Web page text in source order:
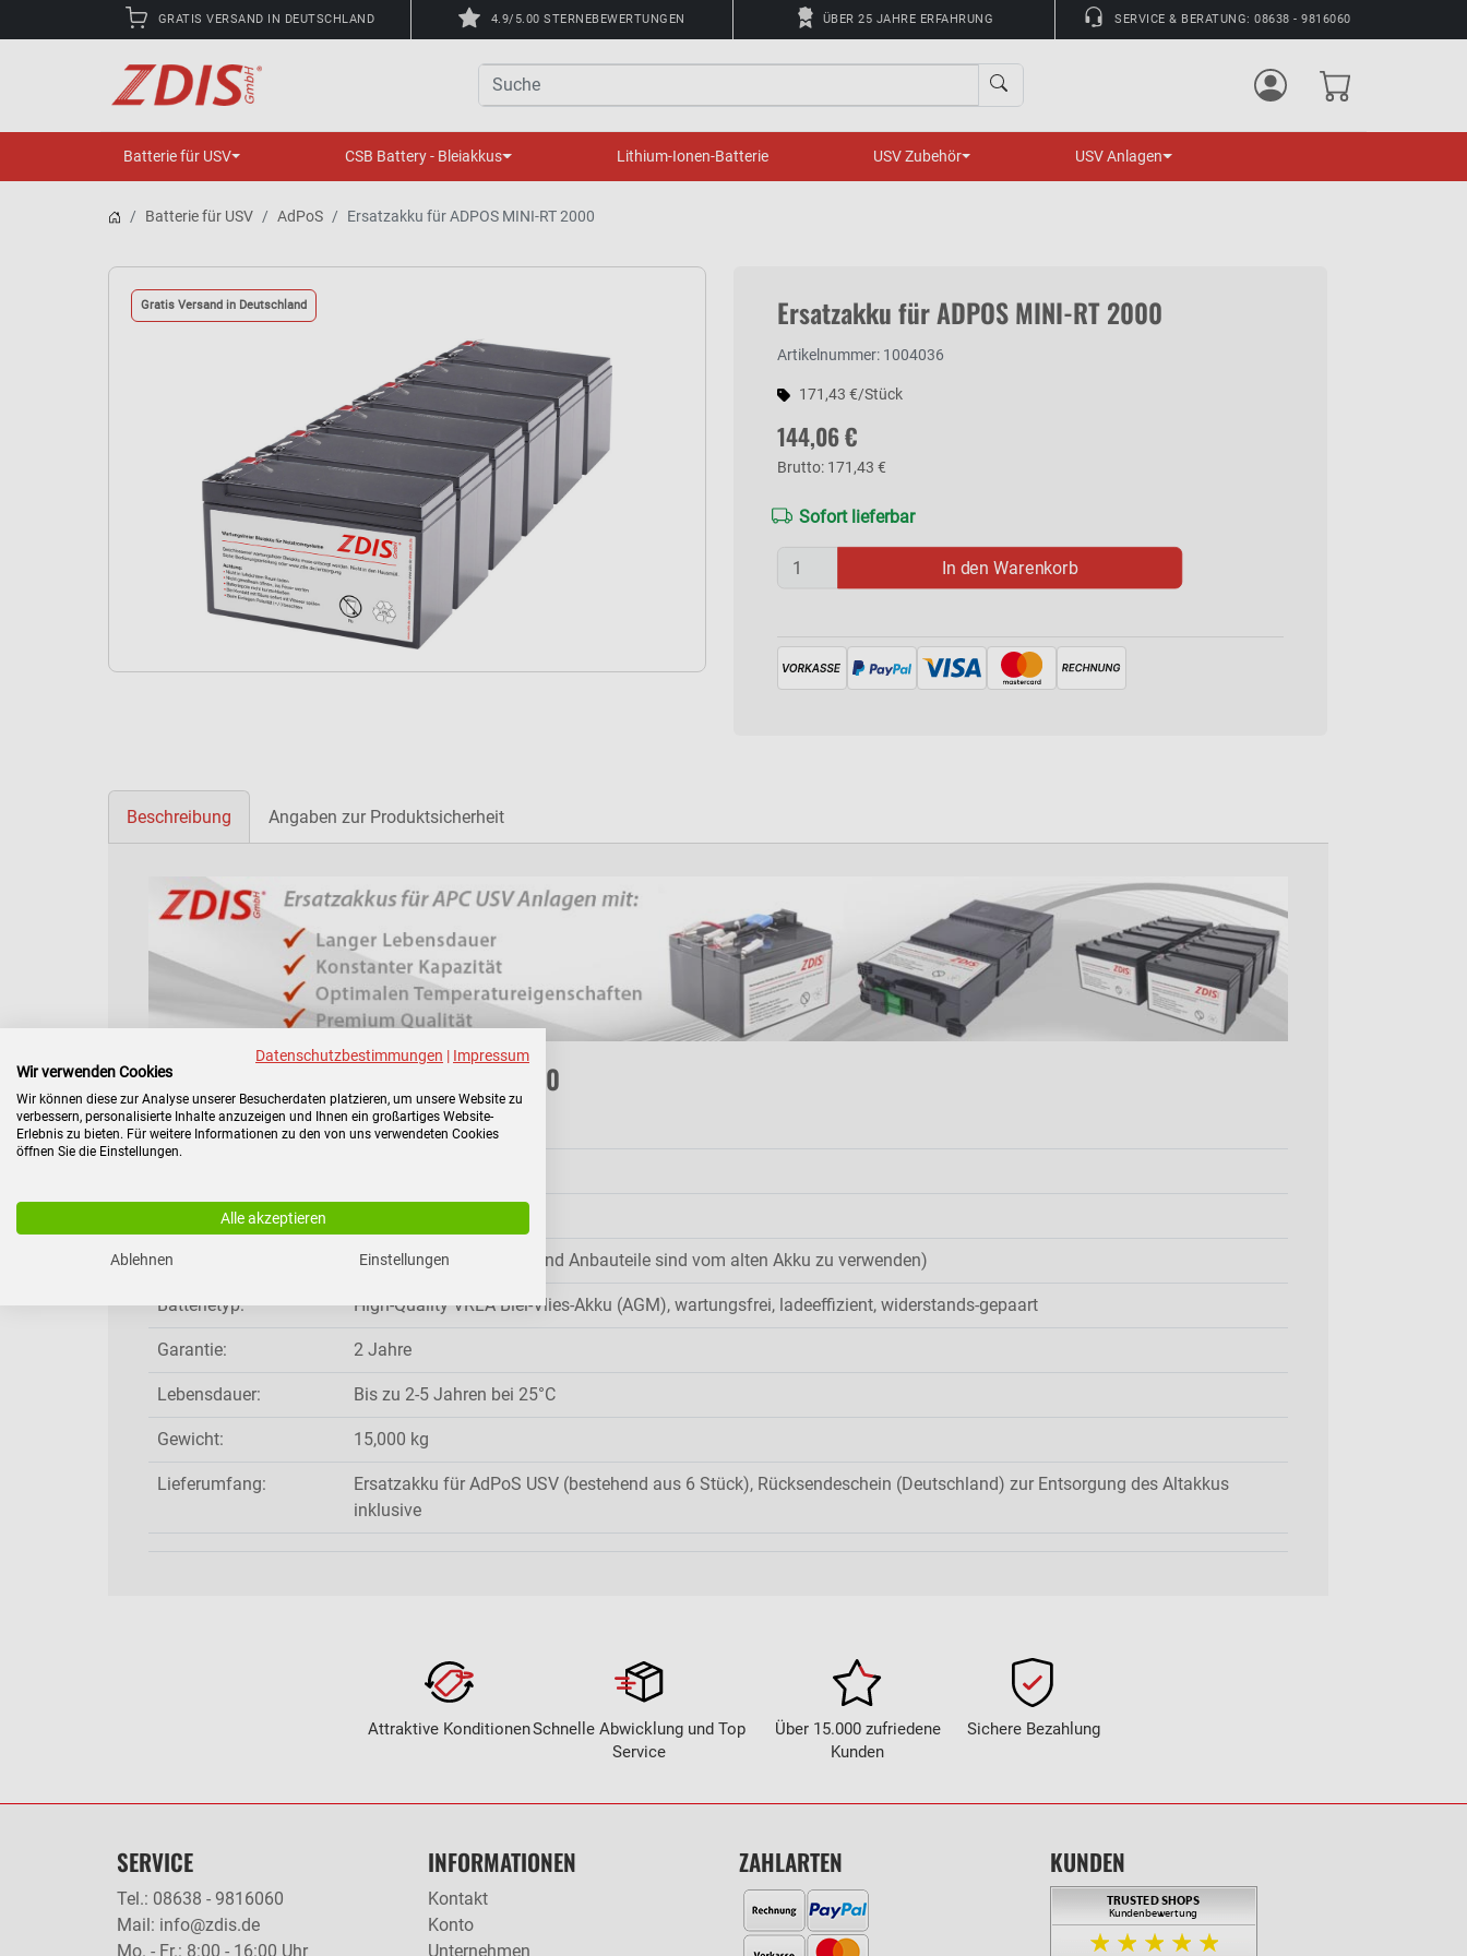
GRATIS VERSAND IN DEUTSCHLAND 4.9/5.00 STERNEBEWERTUNGEN ÜBER 25 JAHRE ERFAHRUNG SERVICE & BERATUNG: 08638 - 9816060
Suche
Batterie für USV CSB Battery - Bleiakkus Lithium-Ionen-Batterie USV Zubehör USV Anlagen
Batterie für USV AdPoS Ersatzakku für ADPOS MINI-RT 2000
Gratis Versand in Deutschland Ersatzakku für ADPOS MINI-RT 2000
Artikelnummer: 1004036
171,43 €/Stück
144,06 €
Brutto: 171,43 €
Sofort lieferbar
In den Warenkorb
Beschreibung Angaben zur Produktsicherheit
Ersatzbatterie für AdPoS MINI-RT 2000
Für AdPoS Modelle: MINI-RT 2000
Produktgruppe:
Produktart: Ersatz-Akkusatz (Kabel und Anbauteile sind vom alten Akku zu verwenden)
Batterietyp: High-Quality VRLA Blei-Vlies-Akku (AGM), wartungsfrei, ladeeffizient, widerstands-gepaart
Garantie: 2 Jahre
Lebensdauer: Bis zu 2-5 Jahren bei 25°C
Gewicht: 15,000 kg
Lieferumfang:
Ersatzakku für AdPoS USV (bestehend aus 6 Stück), Rücksendeschein (Deutschland) zur Entsorgung des Altakkus
inklusive
Attraktive KonditionenSchnelle Abwicklung und Top
Service
Über 15.000 zufriedene
Kunden
Sichere Bezahlung
SERVICE
Tel.: 08638 - 9816060
Mail: info@zdis.de
Mo. - Fr.: 8:00 - 16:00 Uhr
INFORMATIONEN
Kontakt
Konto
Unternehmen
ZAHLARTEN KUNDEN
Datenschutzbestimmungen | Impressum
Wir verwenden Cookies
Wir können diese zur Analyse unserer Besucherdaten platzieren, um unsere Website zu
verbessern, personalisierte Inhalte anzuzeigen und Ihnen ein großartiges Website-
Erlebnis zu bieten. Für weitere Informationen zu den von uns verwendeten Cookies
öffnen Sie die Einstellungen.
Alle akzeptieren
Ablehnen Einstellungen